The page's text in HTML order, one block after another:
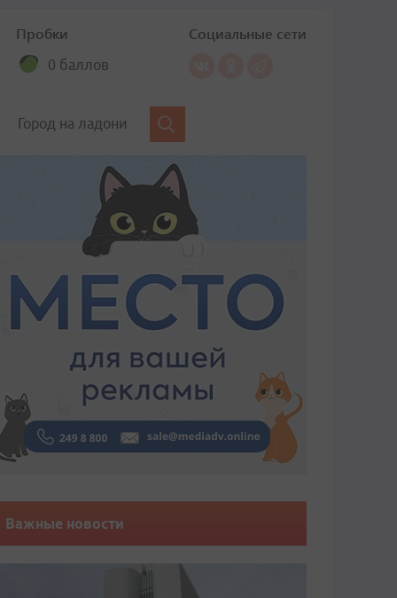
Пробки
0 баллов
Социальные сети
Город на ладони
Важные новости